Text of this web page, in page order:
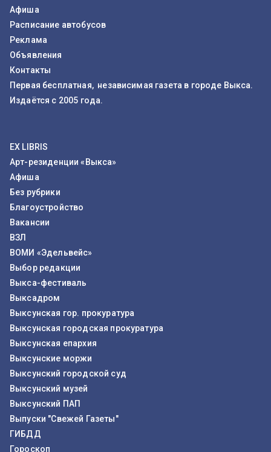
Афиша
Расписание автобусов
Реклама
Объявления
Контакты
Первая бесплатная, независимая газета в городе Выкса.
Издаётся с 2005 года.
EX LIBRIS
Арт-резиденции «Выкса»
Афиша
Без рубрики
Благоустройство
Вакансии
ВЗЛ
ВОМИ «Эдельвейс»
Выбор редакции
Выкса-фестиваль
Выксадром
Выксунская гор. прокуратура
Выксунская городская прокуратура
Выксунская епархия
Выксунские моржи
Выксунский городской суд
Выксунский музей
Выксунский ПАП
Выпуски "Свежей Газеты"
ГИБДД
Гороскоп